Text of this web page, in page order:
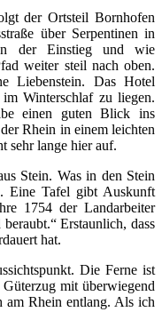
der Ortsteil Bornhofen
über Serpentinen in
der Einstieg und wie
weiter steil nach oben.
Liebenstein. Das Hotel
Winterschlaf zu liegen.
einen guten Blick ins
Rhein in einem leichten
sehr lange hier auf.
Stein. Was in den Stein
Eine Tafel gibt Auskunft
1754 der Landarbeiter
Erstaunlich, dass
hat.
Die Ferne ist
mit überwiegend
am Rhein entlang. Als ich